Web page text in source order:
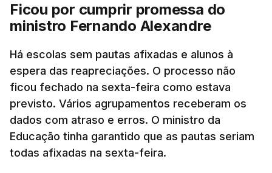
Ficou por cumprir promessa do
ministro Fernando Alexandre
Há escolas sem pautas afixadas e alunos à
espera das reapreciações. O processo não
ficou fechado na sexta-feira como estava
previsto. Vários agrupamentos receberam os
dados com atraso e erros. O ministro da
Educação tinha garantido que as pautas seriam
todas afixadas na sexta-feira.